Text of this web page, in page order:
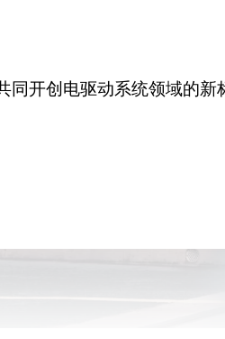
同开创电驱动系统领域的新